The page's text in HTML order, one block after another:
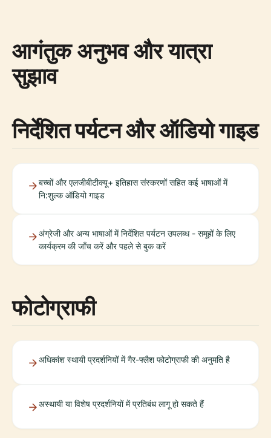
आगंतुक अनुभव और यात्रा
सुझाव
निर्देशित पर्यटन और ऑडियो गाइड
बच्चों और एलजीबीटीक्यू+ इतिहास संस्करणों सहित कई भाषाओं में
नि:शुल्क ऑडियो गाइड
अंग्रेजी और अन्य भाषाओं में निर्देशित पर्यटन उपलब्ध - समूहों के लिए
कार्यक्रम की जाँच करें और पहले से बुक करें
फोटोग्राफी
अधिकांश स्थायी प्रदर्शनियों में गैर-फ्लैश फोटोग्राफी की अनुमति है
अस्थायी या विशेष प्रदर्शनियों में प्रतिबंध लागू हो सकते हैं